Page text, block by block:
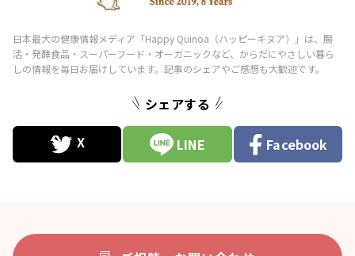
シェアする
LINE Facebook